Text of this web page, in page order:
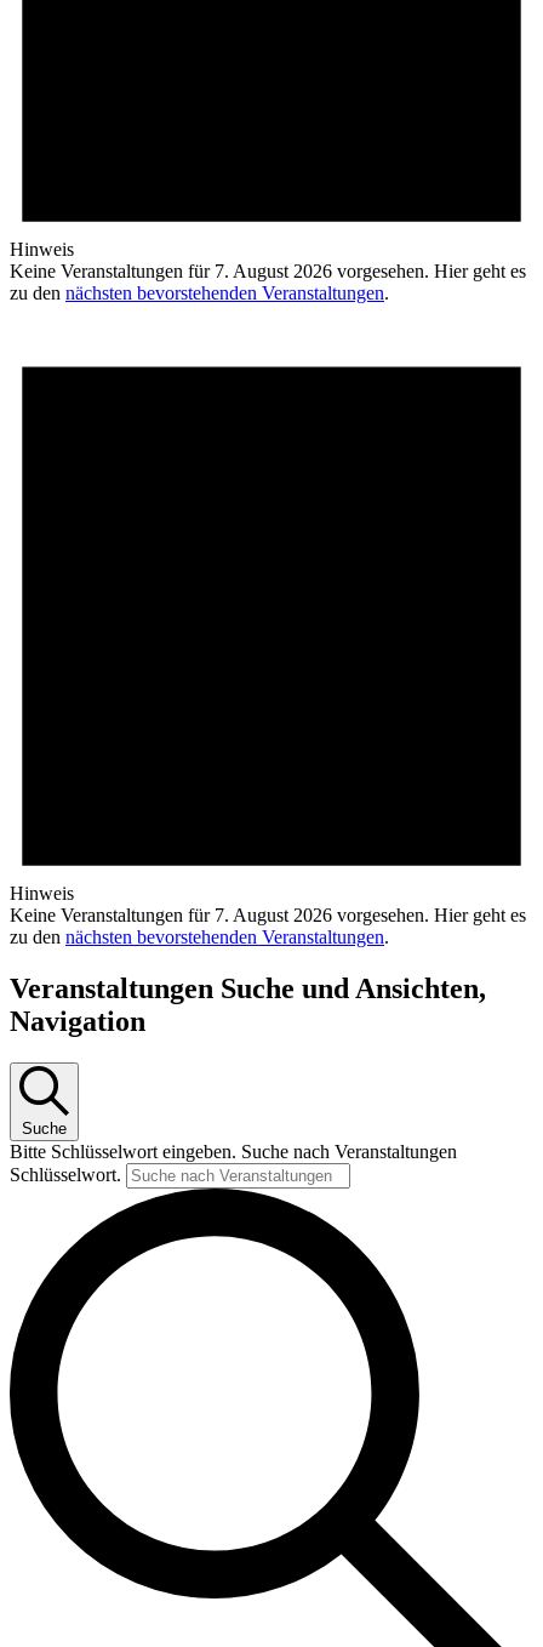
Hinweis
Keine Veranstaltungen für 7. August 2026 vorgesehen. Hier geht es
zu den nächsten bevorstehenden Veranstaltungen.
Hinweis
Keine Veranstaltungen für 7. August 2026 vorgesehen. Hier geht es
zu den nächsten bevorstehenden Veranstaltungen.
Veranstaltungen Suche und Ansichten,
Navigation
Suche
Bitte Schlüsselwort eingeben. Suche nach Veranstaltungen
Schlüsselwort.